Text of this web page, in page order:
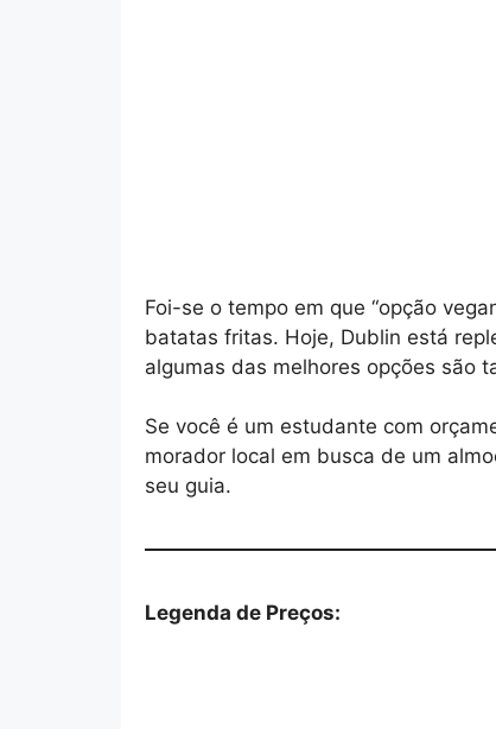
Foi-se o tempo em que “opção
batatas fritas. Hoje, Dublin está
algumas das melhores opções são
Se você é um estudante com
morador local em busca de um
seu guia.
Legenda de Preços: